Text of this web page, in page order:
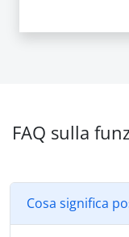
FAQ sulla
Cosa significa